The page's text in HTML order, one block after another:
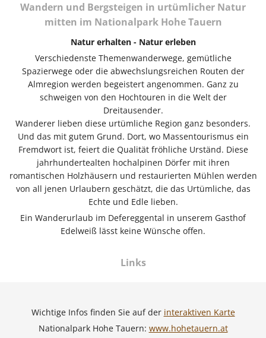
Wandern und Bergsteigen in urtümlicher Natur
mitten im Nationalpark Hohe Tauern
Natur erhalten - Natur erleben
Verschiedenste Themenwanderwege, gemütliche
Spazierwege oder die abwechslungsreichen Routen der
Almregion werden begeistert angenommen. Ganz zu
schweigen von den Hochtouren in die Welt der
Dreitausender.
Wanderer lieben diese urtümliche Region ganz besonders.
Und das mit gutem Grund. Dort, wo Massentourismus ein
Fremdwort ist, feiert die Qualität fröhliche Urständ. Diese
jahrhundertealten hochalpinen Dörfer mit ihren
romantischen Holzhäusern und restaurierten Mühlen werden
von all jenen Urlaubern geschätzt, die das Urtümliche, das
Echte und Edle lieben.
Ein Wanderurlaub im Defereggental in unserem Gasthof
Edelweiß lässt keine Wünsche offen.
Links
Wichtige Infos finden Sie auf der interaktiven Karte
Nationalpark Hohe Tauern: www.hohetauern.at